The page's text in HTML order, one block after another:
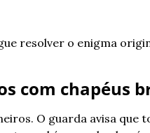
resolver o enigma
com chapéus
O guarda avisa que